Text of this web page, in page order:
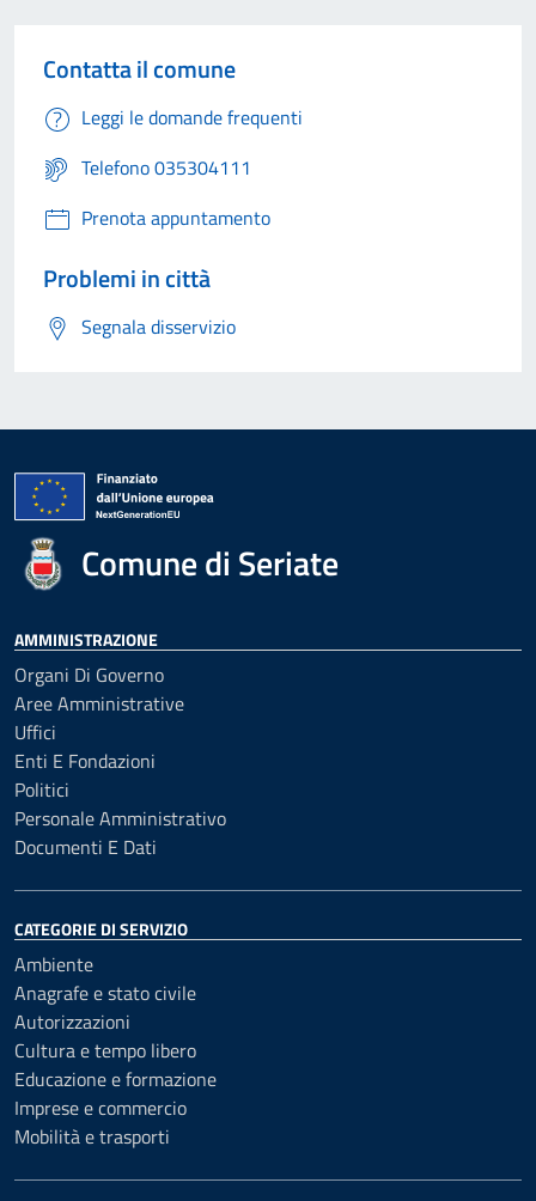
Contatta il comune
Leggi le domande frequenti
Telefono 035304111
Prenota appuntamento
Problemi in città
Segnala disservizio
Comune di Seriate
AMMINISTRAZIONE
Organi Di Governo
Aree Amministrative
Uffici
Enti E Fondazioni
Politici
Personale Amministrativo
Documenti E Dati
CATEGORIE DI SERVIZIO
Ambiente
Anagrafe e stato civile
Autorizzazioni
Cultura e tempo libero
Educazione e formazione
Imprese e commercio
Mobilità e trasporti